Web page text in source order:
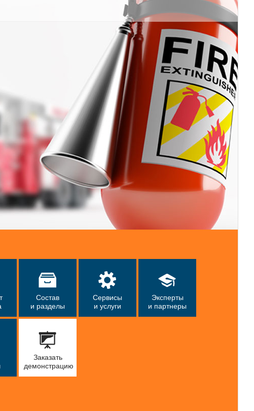
Состав
и разделы
Сервисы
и услуги
Эксперты
и партнеры
Заказать
демонстрацию